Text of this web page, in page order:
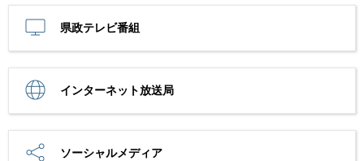
県政テレビ番組
インターネット放送局
ソーシャルメディア